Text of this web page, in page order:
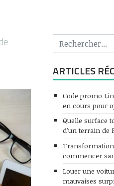
ARTICLES
Code promo
en cours pour
Quelle surface
d’un terrain de
commencer
Louer une
mauvaises